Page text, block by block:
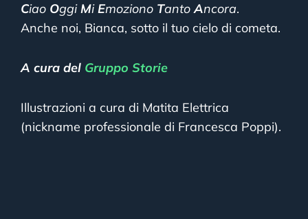
Ciao OggiMiEmoziono TantoAncora.
Anche noi, Bianca, sotto il tuo cielo di cometa.
A cura del Gruppo Storie
Illustrazioni a cura di Matita Elettrica
(nickname professionale di Francesca Poppi).